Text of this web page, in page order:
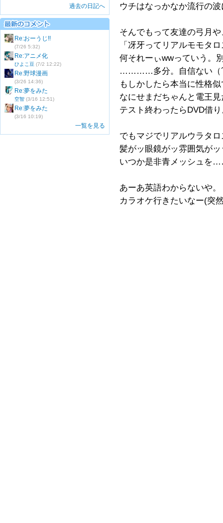
過去の日記へ
Re:おーうじ!!
(7/26 5:32)
Re:アニメ化
ひよこ豆 (7/2 12:22)
Re:野球漫画
(3/26 14:36)
Re:夢をみた
空智 (3/16 12:51)
Re:夢をみた
(3/16 10:19)
一覧を見る
ウチはなっかなか流行の
そんでもって友達の弓月
「冴牙ってリアルモモタ
何それーぃwwっていう。
…………多分。自信ない（
もしかしたら本当に性格
なにせまだちゃんと電王
テスト終わったらDVD借
でもマジでリアルウラタ
髪がッ眼鏡がッ雰囲気が
いつか是非青メッシュ
あーあ英語わからないや。
カラオケ行きたいなー(突